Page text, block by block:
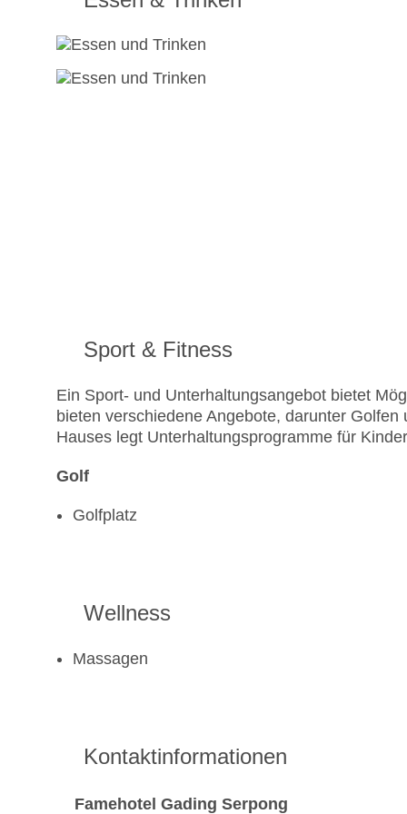
Sport & Fitness
Ein Sport- und Unterhaltungsangebot bietet
bieten verschiedene Angebote, darunter
Hauses legt Unterhaltungsprogramme für
Golf
Golfplatz
Wellness
Massagen
Kontaktinformationen
Famehotel Gading Serpong